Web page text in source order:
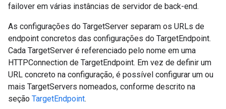
failover em várias instâncias de servidor de back-end.
As configurações do TargetServer separam os URLs de
endpoint concretos das configurações do TargetEndpoint.
Cada TargetServer é referenciado pelo nome em uma
HTTPConnection de TargetEndpoint. Em vez de definir um
URL concreto na configuração, é possível configurar um ou
mais TargetServers nomeados, conforme descrito na
seção TargetEndpoint.